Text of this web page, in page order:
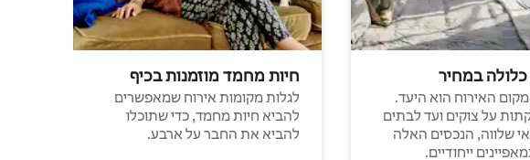
במחיר
האירוח הוא היעד.
על צוקים ועד לבתים
שלווה, הנכסים האלה
ייחודיים.
חיות מחמד מוזמנות בכיף
לגלות מקומות אירוח שמאפשרים
להביא חיות מחמד, כדי שתוכלו
להביא את החבר על ארבע.